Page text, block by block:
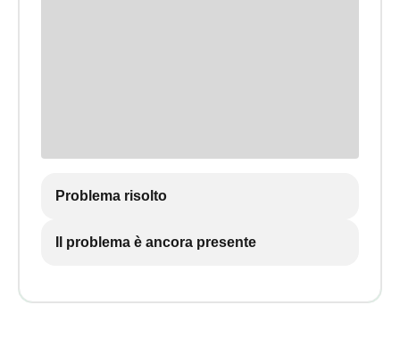
Problema risolto
Il problema è ancora presente